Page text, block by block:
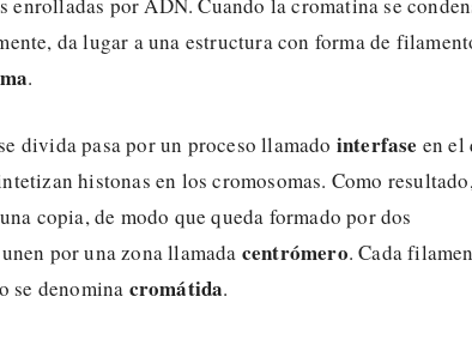
da lugar a una estructura con forma de
.
divida pasa por un proceso llamado interfase en el
histonas en los cromosomas. Como
copia, de modo que queda formado por dos
por una zona llamada centrómero. Cada
se denomina cromátida.